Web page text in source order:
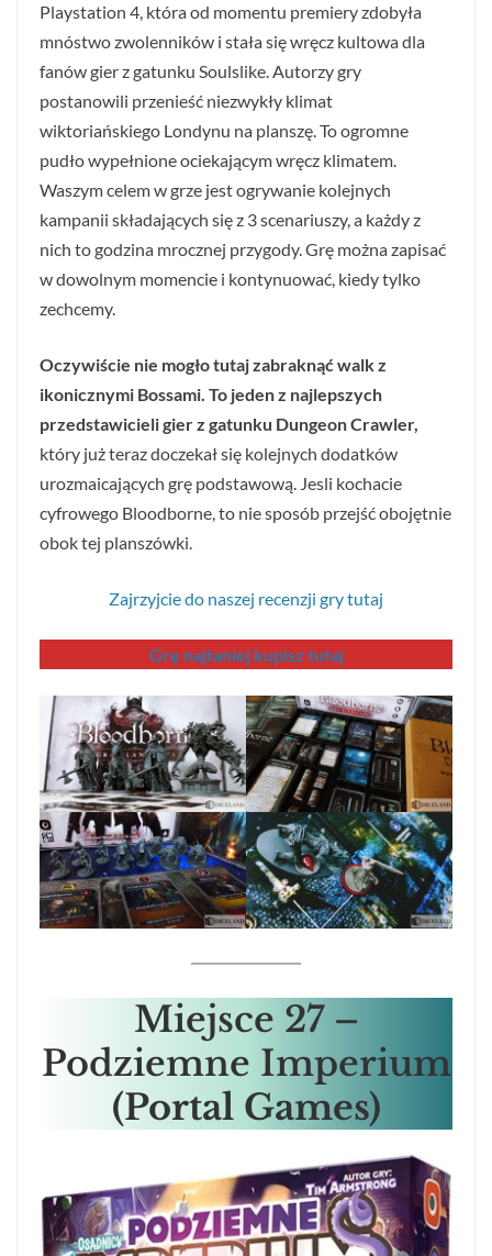
Playstation 4, która od momentu premiery zdobyła
mnóstwo zwolenników i stała się wręcz kultowa dla
fanów gier z gatunku Soulslike. Autorzy gry
postanowili przenieść niezwykły klimat
wiktoriańskiego Londynu na planszę. To ogromne
pudło wypełnione ociekającym wręcz klimatem.
Waszym celem w grze jest ogrywanie kolejnych
kampanii składających się z 3 scenariuszy, a każdy z
nich to godzina mrocznej przygody. Grę można zapisać
w dowolnym momencie i kontynuować, kiedy tylko
zechcemy.
Oczywiście nie mogło tutaj zabraknąć walk z
ikonicznymi Bossami. To jeden z najlepszych
przedstawicieli gier z gatunku Dungeon Crawler,
który już teraz doczekał się kolejnych dodatków
urozmaicających grę podstawową. Jesli kochacie
cyfrowego Bloodborne, to nie sposób przejść obojętnie
obok tej planszówki.
Zajrzyjcie do naszej recenzji gry tutaj
Grę najtaniej kupisz tutaj
Miejsce 27 –
Podziemne Imperium
(Portal Games)